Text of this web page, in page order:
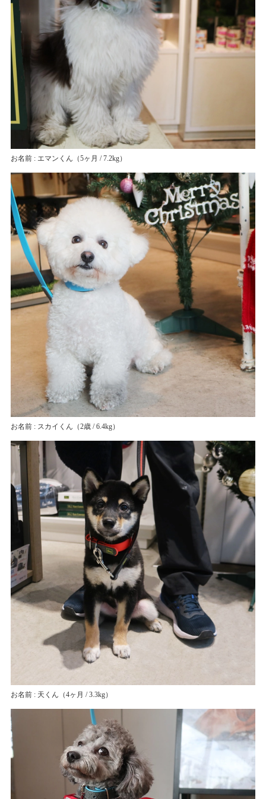
お名前 : エマンくん （5ヶ月 / 7.2kg）
お名前 : スカイくん （2歳 / 6.4kg）
お名前 : 天くん （4ヶ月 / 3.3kg）